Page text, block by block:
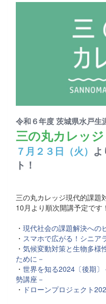
令和６年度 茨城県水戸生
三の丸カレッ
７月２３日（火）
ト！
三の丸カレッジ現代的課題
10月より順次開講予定です！
・ 現代社会の課題解決への
・ スマホで広がる！シニア
・ 気候変動対策と生物多様
ために－
・ 世界を知る2024〔後期
勢講座－
・ ドローンプロジェクト